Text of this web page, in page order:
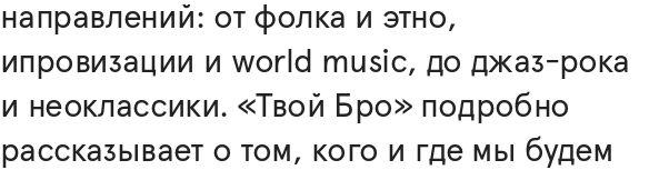
направлений: от фолка и этно,
ипровизации и world music, до джаз-рока
и неоклассики. «Твой Бро» подробно
рассказывает о том, кого и где мы будем